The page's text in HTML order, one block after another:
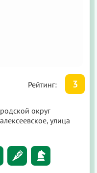
Рейтинг: 3
округ
улица